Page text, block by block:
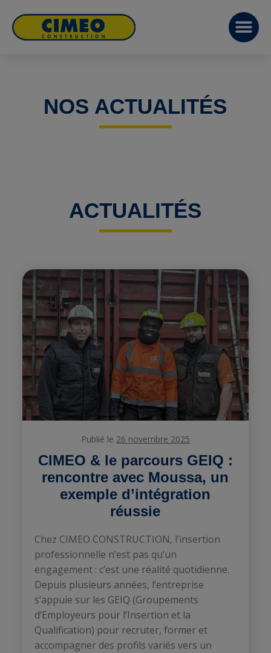
NOS ACTUALITÉS
ACTUALITÉS
CIMEO & le parcours GEIQ :
rencontre avec Moussa, un
exemple d’intégration
réussie
Publié le 26 novembre 2025
Chez CIMEO CONSTRUCTION, l’insertion
professionnelle n’est pas qu’un
engagement : c’est une réalité quotidienne.
Depuis plusieurs années, l’entreprise
s’appuie sur les GEIQ (Groupements
d’Employeurs pour l’Insertion et la
Qualification) pour recruter, former et
accompagner des profils variés vers un